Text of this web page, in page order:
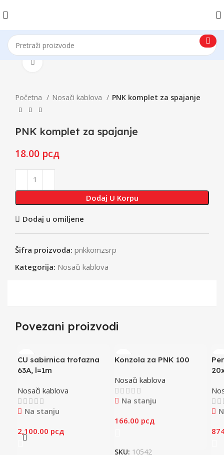
Početna Nosači kablova PNK komplet za spajanje
PNK komplet za spajanje
18.00 рсд
Dodaj U Korpu
Dodaj u omiljene
Šifra proizvoda: pnkkomzsrp
Kategorija: Nosači kablova
Povezani proizvodi
CU sabirnica trofazna
63A, l=1m
Nosači kablova
Na stanju
2,100.00 рсд
Konzola za PNK 100
Nosači kablova
Na stanju
166.00 рсд
SKU: 10542